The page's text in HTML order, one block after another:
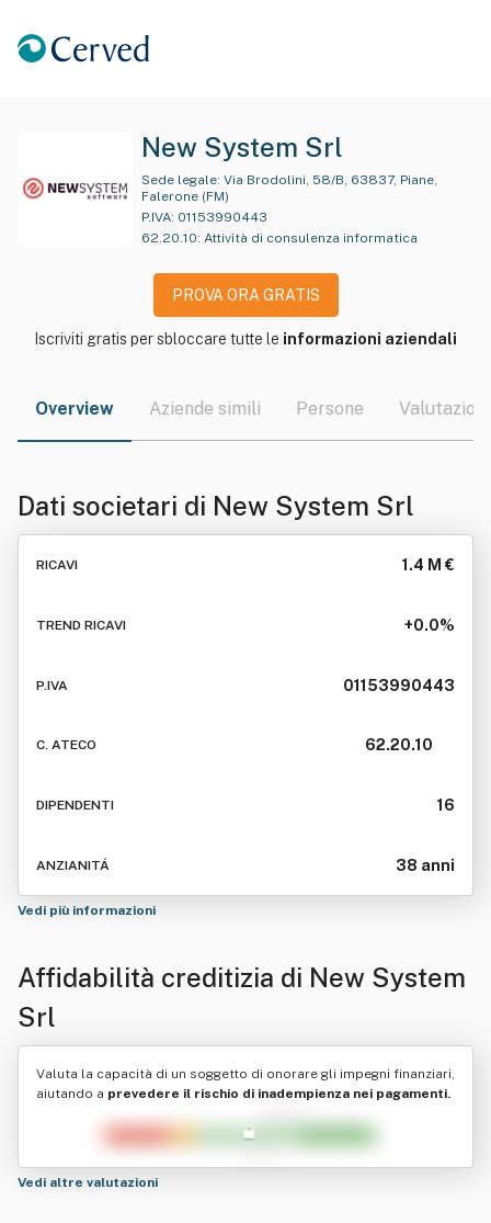
New System Srl
Sede legale:
Falerone (FM)
P.IVA: 01153990443
62.20.10: Attività di consulenza informatica
PROVA ORA GRATIS
Iscriviti gratis per sbloccare tutte le informazioni aziendali
Overview Aziende simili Persone Valutazioni
Dati societari di New System Srl
RICAVI 1.4 M €
TREND RICAVI +0.0%
P.IVA 01153990443
C. ATECO 62.20.10
DIPENDENTI 16
ANZIANITÁ 38 anni
Vedi più informazioni
Affidabilità creditizia di New System
Srl
Valuta la capacità di un soggetto di onorare gli impegni finanziari,
aiutando a prevedere il rischio di inadempienza nei pagamenti.
Vedi altre valutazioni